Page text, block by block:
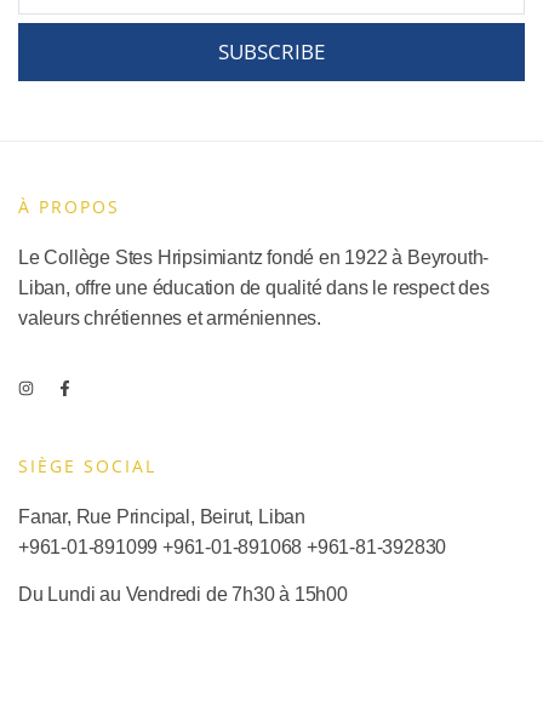
SUBSCRIBE
À PROPOS
Le Collège Stes Hripsimiantz fondé en 1922 à Beyrouth-
Liban, offre une éducation de qualité dans le respect des
valeurs chrétiennes et arméniennes.
SIÈGE SOCIAL​
Fanar, Rue Principal, Beirut, Liban
+961-01-891099 +961-01-891068+961-81-392830
Du Lundi au Vendredi de 7h30 à 15h00